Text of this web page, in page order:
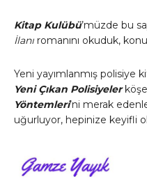
Kitap Kulübü’müzde bu
İlanı romanını okuduk,
Yeni yayımlanmış polisiye
Yeni Çıkan Polisiyeler
Yöntemleri’ni merak
uğurluyor, hepinize keyifli